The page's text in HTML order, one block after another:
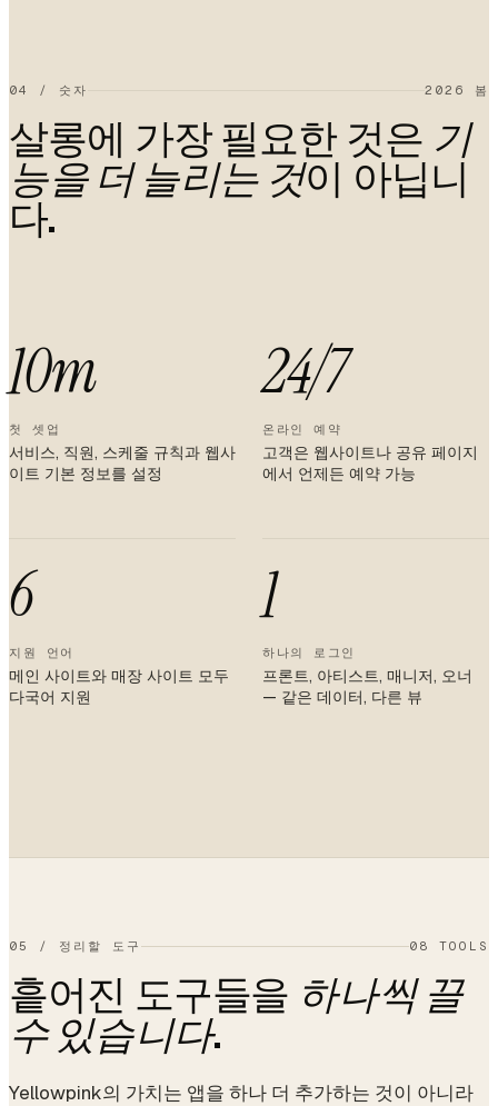
04 / 숫자 2026 봄
살롱에 가장 필요한 것은 기
능을 더 늘리는 것이 아닙니
다.
10m
첫 셋업
서비스, 직원, 스케줄 규칙과 웹사
이트 기본 정보를 설정
24/7
온라인 예약
고객은 웹사이트나 공유 페이지
에서 언제든 예약 가능
6
지원 언어
메인 사이트와 매장 사이트 모두
다국어 지원
1
하나의 로그인
프론트, 아티스트, 매니저, 오너
— 같은 데이터, 다른 뷰
05 / 정리할 도구 08 TOOLS
흩어진 도구들을 하나씩 끌
수 있습니다.
Yellowpink의 가치는 앱을 하나 더 추가하는 것이 아니라